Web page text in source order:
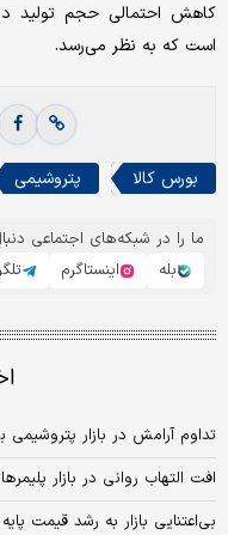
کاهش احتمالی حجم تولید
است که به نظر می‌رسد.
بورس کالا پتروشیمی
ما را در شبکه‌های اجتماعی
بله
اینستاگرم
تداوم آرامش در بازار پتروشیمی
افت التهاب روانی در بازار پلیمرها
بی‌اعتنایی بازار به رشد قیمت پایه